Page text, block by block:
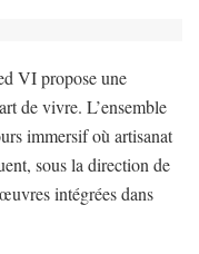
VI propose une
de vivre. L’ensemble
immersif où artisanat
sous la direction de
intégrées dans